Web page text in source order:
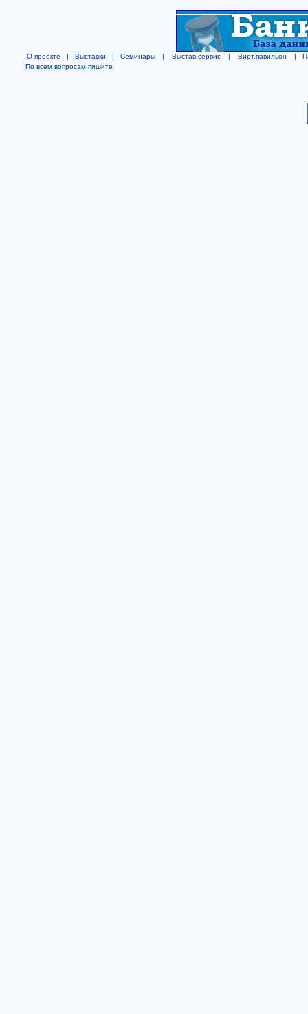
О проекте | Выставки | Семинары | Выстав.сервис | Вирт.павильон |
По всем вопросам пишите